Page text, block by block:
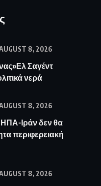
8, 2026
Σαγέντ
νερά
8, 2026
Ιράν δεν θα
περιφερειακή
8, 2026